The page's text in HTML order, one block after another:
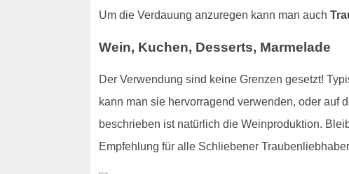
Um die Verdauung anzuregen kann man auch
Wein, Kuchen, Desserts, Marmelade
Der Verwendung sind keine Grenzen gesetzt!
kann man sie hervorragend verwenden, oder auf
beschrieben ist natürlich die Weinproduktion.
Empfehlung für alle Schliebener